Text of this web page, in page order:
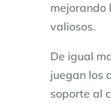
mejorando
valiosos.
De igual
juegan los
soporte al